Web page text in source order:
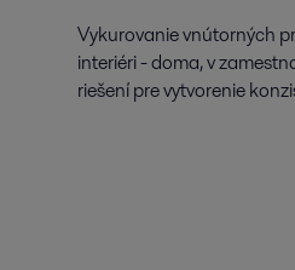
Vykurovanie vnútorných
interiéri - doma, v
riešení pre vytvorenie